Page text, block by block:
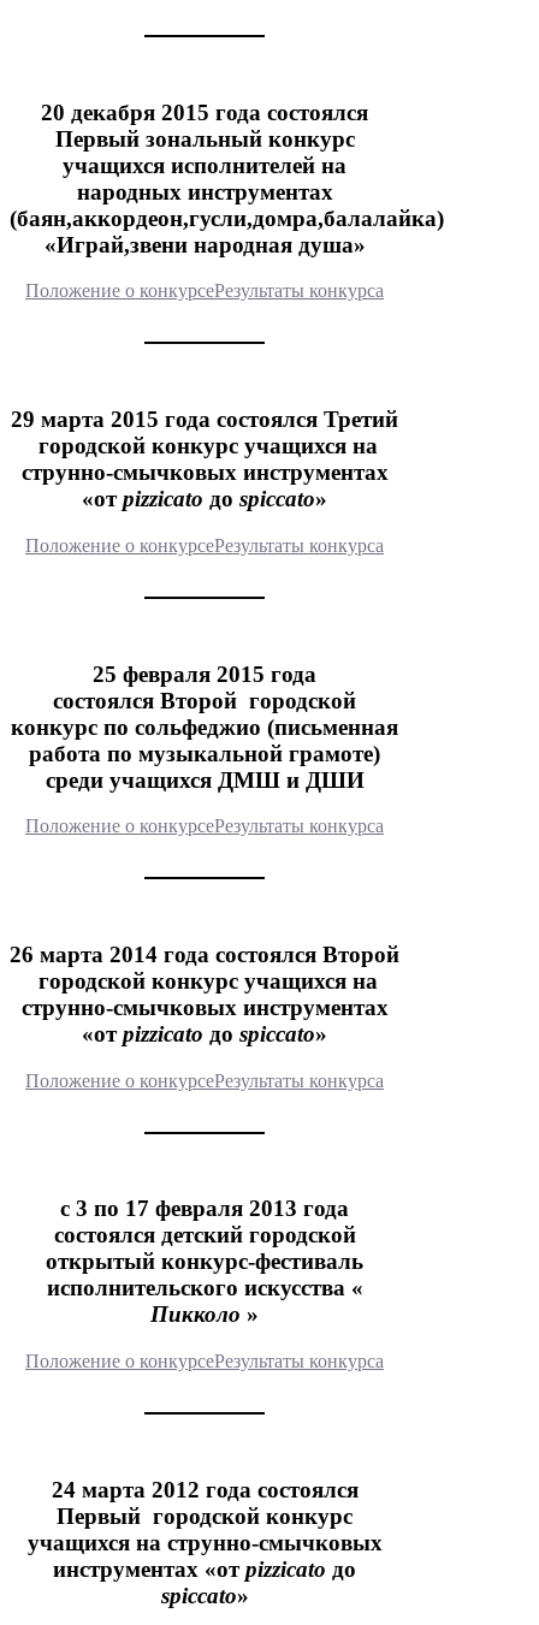
20 декабря 2015 года состоялся
Первый зональный конкурс
учащихся исполнителей на
народных инструментах
(баян,аккордеон,гусли,домра,балалайка)
«Играй,звени народная душа»
Положение о конкурсеРезультаты конкурса
29 марта 2015 года состоялся Третий
городской конкурс учащихся на
струнно-смычковых инструментах
«отpizzicato до spiccato»
Положение о конкурсеРезультаты конкурса
25 февраля 2015 года
состоялся Второй городской
конкурс по сольфеджио (письменная
работа по музыкальной грамоте)
среди учащихся ДМШ и ДШИ
Положение о конкурсеРезультаты конкурса
26 марта 2014 года состоялся Второй
городской конкурс учащихся на
струнно-смычковых инструментах
«отpizzicato до spiccato»
Положение о конкурсеРезультаты конкурса
с 3 по 17 февраля 2013 года
состоялся детский городской
открытый конкурс-фестиваль
исполнительского искусства «
Пикколо »
Положение о конкурсеРезультаты конкурса
24 марта 2012 года состоялся
Первый городской конкурс
учащихся на струнно-смычковых
инструментах «отpizzicato до
spiccato»